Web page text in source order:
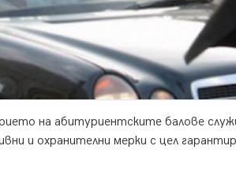
на абитуриентските балове
и охранителни мерки с цел